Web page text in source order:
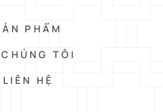
PHẨM
TÔI
LIÊN HỆ